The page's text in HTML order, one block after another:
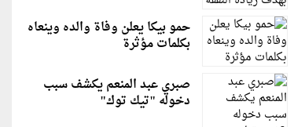
حمو بيكا يعلن وفاة والده وينعاه
بكلمات مؤثرة
صبري عبد المنعم يكشف سبب
دخوله "تيك توك"